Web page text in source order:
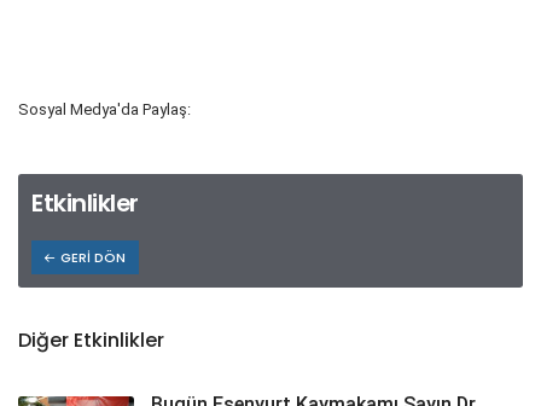
Sosyal Medya'da Paylaş:
Etkinlikler
GERI DÖN
Diğer Etkinlikler